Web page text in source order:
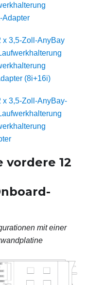
Adapter
x 3,5-Zoll-AnyBay
(8i+16i)
3,5‑Zoll-AnyBay-
vordere 12
mit einer